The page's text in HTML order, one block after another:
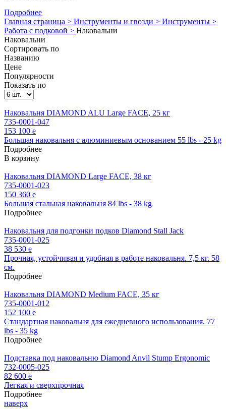
Подробнее
Главная страница > Инструменты и гвозди > Инструменты >
Работа с подковой > Наковальни
Наковальни
Сортировать по
Названию
Цене
Популярности
Показать по
Наковальня DIAMOND ALU Large FACE, 25 кг
735-0001-047
153 100 e
Большая наковальня с алюминиевым основанием 55 lbs - 25 kg
Подробнее
В корзину
Наковальня DIAMOND Large FACE, 38 кг
735-0001-023
150 360 e
Большая стальная наковальня 84 lbs - 38 kg
Подробнее
Наковальня для подгонки подков Diamond Stall Jack
735-0001-025
38 530 e
Прочная, устойчивая и удобная в работе наковальня. 7,5 кг. 58
см.
Подробнее
Наковальня DIAMOND Medium FACE, 35 кг
735-0001-012
152 100 e
Стандартная наковальня для ежедневного использования. 77
lbs - 35 kg
Подробнее
Подставка под наковальню Diamond Anvil Stump Ergonomic
732-0005-025
82 600 e
Легкая и сверхпрочная
Подробнее
наверх